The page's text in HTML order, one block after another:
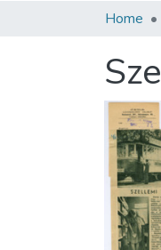
Home